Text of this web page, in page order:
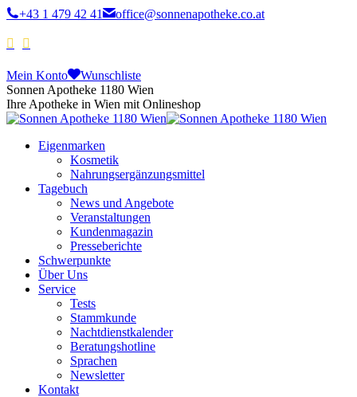
+43 1 479 42 41 office@sonnenapotheke.co.at
Mein Konto
Wunschliste
Sonnen Apotheke 1180 Wien
Ihre Apotheke in Wien mit Onlineshop
Eigenmarken
Kosmetik
Nahrungsergänzungsmittel
Tagebuch
News und Angebote
Veranstaltungen
Kundenmagazin
Presseberichte
Schwerpunkte
Über Uns
Service
Tests
Stammkunde
Nachtdienstkalender
Beratungshotline
Sprachen
Newsletter
Kontakt